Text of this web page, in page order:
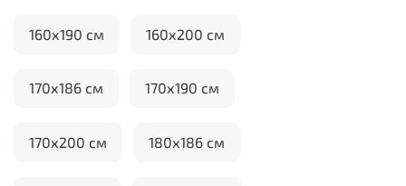
160х190 см 160х200 см
170х186 см 170х190 см
170х200 см 180х186 см